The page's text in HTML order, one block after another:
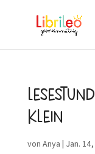
Klein
von Anya | Jan.